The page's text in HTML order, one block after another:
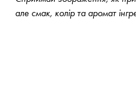
але смак, колір та аромат